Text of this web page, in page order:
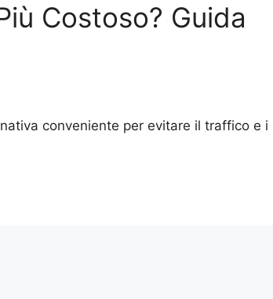
Costoso? Guida
conveniente per evitare il traffico e i